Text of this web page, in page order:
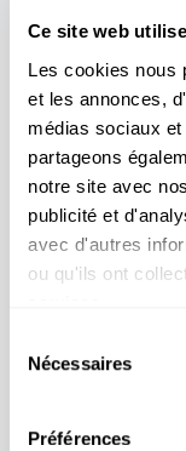
Ce site web
Les cookies nous
et les annonces,
médias sociaux
partageons
notre site avec
publicité et
avec d'autres
ou qu'ils ont
Nécessaires
Préférences
MESSAGE SECRET
Fais